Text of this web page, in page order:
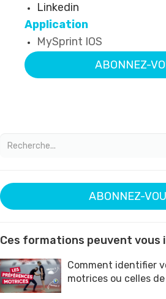
Linkedin
Application
MySprint IOS
ABONNEZ-
ABONNEZ-
Ces formations peuvent vous
Comment identifier
motrices ou celles